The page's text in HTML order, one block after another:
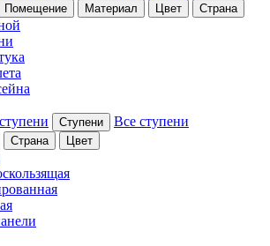
Помещение Материал Цвет Страна
Ступени Все ступени
Страна Цвет